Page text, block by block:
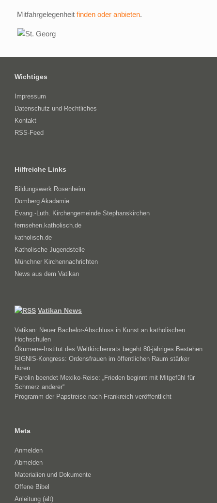
Mitfahrgelegenheit finden oder anbieten.
Wichtiges
Impressum
Datenschutz und Rechtliches
Kontakt
RSS-Feed
Hilfreiche Links
Bildungswerk Rosenheim
Domberg Akadamie
Evang.-Luth. Kirchengemeinde Stephanskirchen
fernsehen.katholisch.de
katholisch.de
Katholische Jugendstelle
Münchner Kirchennachrichten
News aus dem Vatikan
Vatikan News
Vatikan: Neuer Bachelor-Abschluss in Kunst an katholischen
Hochschulen
Ökumene-Institut des Weltkirchenrats begeht 80-jähriges Bestehen
SIGNIS-Kongress: Ordensfrauen im öffentlichen Raum stärker
hören
Parolin beendet Mexiko-Reise: „Frieden beginnt mit Mitgefühl für
Schmerz anderer“
Programm der Papstreise nach Frankreich veröffentlicht
Meta
Anmelden
Abmelden
Materialien und Dokumente
Offene Bibel
Anleitung (alt)